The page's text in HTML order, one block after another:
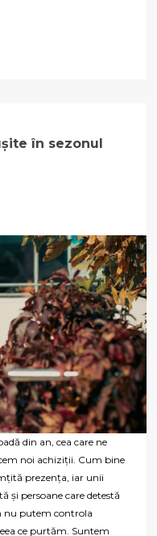
în sezonul
din an, cea care ne
noi achiziții. Cum bine
prezența, iar unii
și persoane care detestă
nu putem controla
ce purtăm. Suntem